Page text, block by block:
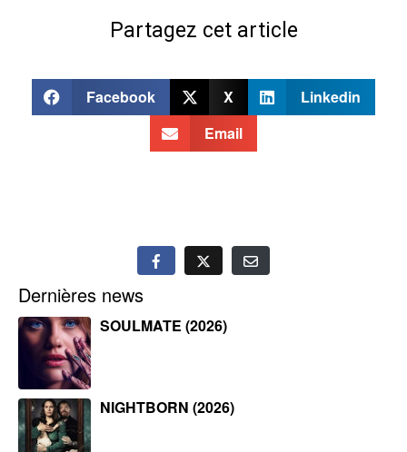
Partagez cet article
Facebook X
Linkedin
Email
Dernières news
SOULMATE (2026)
NIGHTBORN (2026)